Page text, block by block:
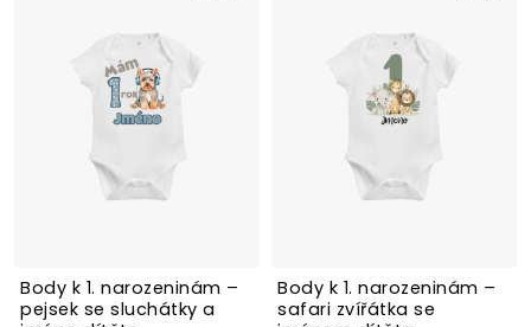
Body k 1. narozeninám –
pejsek se sluchátky a
Body k 1. narozeninám –
safari zvířátka se